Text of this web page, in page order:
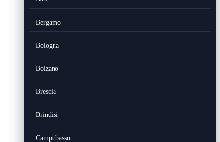
Bergamo
Bologna
Bolzano
Brescia
Brindisi
Campobasso